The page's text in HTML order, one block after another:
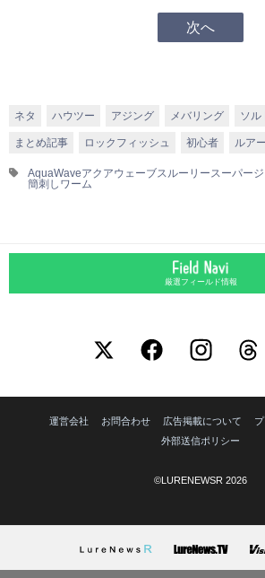
次へ
ネタ ハウツー アジング メバリング ソル
まとめ記事 ロックフィッシュ 初心者 ルアー
AquaWaveアクアウェーブスルーリースーパー
簡刺しワーム
厳選フィールド情報
運営会社 お問合わせ 広告掲載について
外部送信ポリシー
©LURENEWSR 2026